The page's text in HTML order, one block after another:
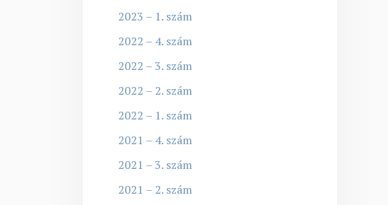
2023 – 1. szám
2022 – 4. szám
2022 – 3. szám
2022 – 2. szám
2022 – 1. szám
2021 – 4. szám
2021 – 3. szám
2021 – 2. szám